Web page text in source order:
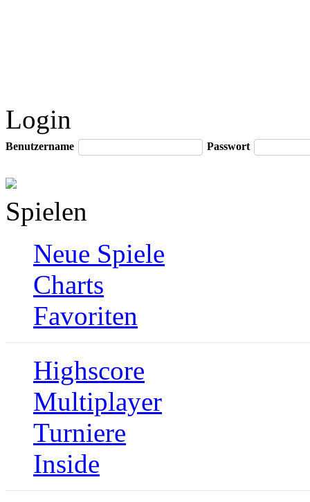
Login
Benutzername Passwort
Spielen
Neue Spiele
Charts
Favoriten
Highscore
Multiplayer
Turniere
Inside